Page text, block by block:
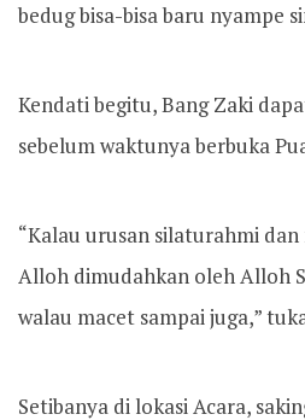
bedug bisa-bisa baru nyampe
Kendati begitu, Bang Zaki
sebelum waktunya berbuka
“Kalau urusan silaturahmi
Alloh dimudahkan oleh Alloh
walau macet sampai juga,”
Setibanya di lokasi Acara,